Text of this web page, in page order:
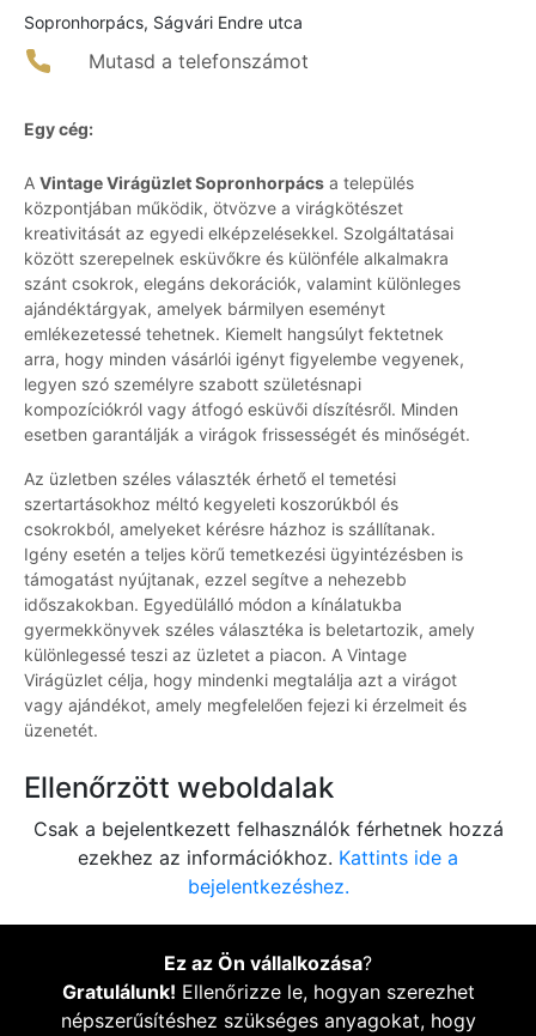
Sopronhorpács, Ságvári Endre utca
Mutasd a telefonszámot
Egy cég:
A Vintage Virágüzlet Sopronhorpács a település
központjában működik, ötvözve a virágkötészet
kreativitását az egyedi elképzelésekkel. Szolgáltatásai
között szerepelnek esküvőkre és különféle alkalmakra
szánt csokrok, elegáns dekorációk, valamint különleges
ajándéktárgyak, amelyek bármilyen eseményt
emlékezetessé tehetnek. Kiemelt hangsúlyt fektetnek
arra, hogy minden vásárlói igényt figyelembe vegyenek,
legyen szó személyre szabott születésnapi
kompozíciókról vagy átfogó esküvői díszítésről. Minden
esetben garantálják a virágok frissességét és minőségét.
Az üzletben széles választék érhető el temetési
szertartásokhoz méltó kegyeleti koszorúkból és
csokrokból, amelyeket kérésre házhoz is szállítanak.
Igény esetén a teljes körű temetkezési ügyintézésben is
támogatást nyújtanak, ezzel segítve a nehezebb
időszakokban. Egyedülálló módon a kínálatukba
gyermekkönyvek széles választéka is beletartozik, amely
különlegessé teszi az üzletet a piacon. A Vintage
Virágüzlet célja, hogy mindenki megtalálja azt a virágot
vagy ajándékot, amely megfelelően fejezi ki érzelmeit és
üzenetét.
Ellenőrzött weboldalak
Csak a bejelentkezett felhasználók férhetnek hozzá
ezekhez az információkhoz. Kattints ide a
bejelentkezéshez.
Ez az Ön vállalkozása?
Gratulálunk! Ellenőrizze le, hogyan szerezhet
népszerűsítéshez szükséges anyagokat, hogy